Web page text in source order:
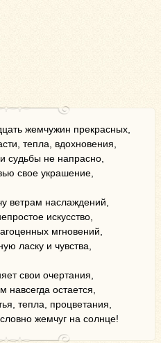
жемчужин прекрасных,
тепла, вдохновения,
судьбы не напрасно,
свое украшение,
ветрам наслаждений,
искусство,
мгновений,
ласку и чувства,
свои очертания,
навсегда остается,
тепла, процветания,
жемчуг на солнце!